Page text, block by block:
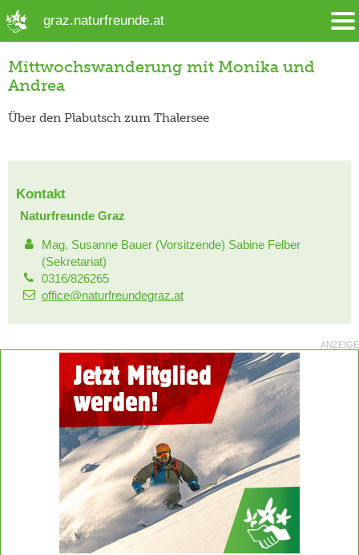
graz.naturfreunde.at
Mittwochswanderung mit Monika und
Andrea
Über den Plabutsch zum Thalersee
Kontakt
Naturfreunde Graz
Mag. Susanne Bauer (Vorsitzende) Sabine Felber
(Sekretariat)
0316/826265
office@naturfreundegraz.at
ANZEIGE